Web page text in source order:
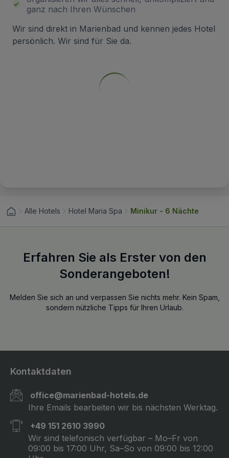
ganz nach Ihren Wünschen
Wir sind direkt in Marienbad und kennen jedes Hotel
persönlich. Wir sind für Sie da.
Alle Hotels Hotel Maria Spa Minikur - 6 Nächte
Erfahren Sie als Erster von den
Sonderangeboten!
Melden Sie sich an und verpassen Sie nichts mehr. Kein Spam,
sondern nützliche Tipps für Ihren Urlaub.
Kontaktdaten
office@marienbad-hotels.de
Ihre Emails bearbeiten wir bis nächsten Werktag.
+49 151 2610 3990
Wir sind telefonisch verfügbar – Mo–Fr von
09:00 bis 17:00 Uhr, Sa–So von 09:00 bis 12:00